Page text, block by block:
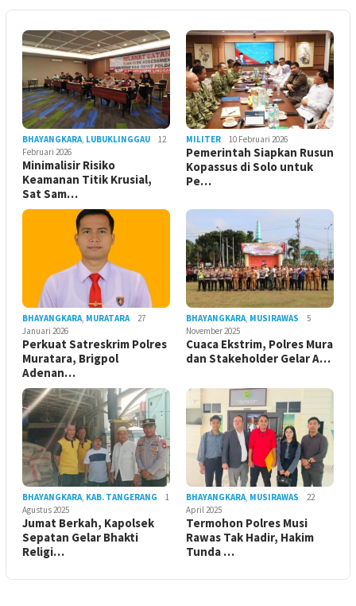
BHAYANGKARA, LUBUKLINGGAU
12
Februari 2026
Minimalisir Risiko
Keamanan Titik Krusial,
Sat Sam…
MILITER 10 Februari 2026
Pemerintah Siapkan Rusun
Kopassus di Solo untuk
Pe…
BHAYANGKARA, MURATARA
27
Januari 2026
Perkuat Satreskrim Polres
Muratara, Brigpol
Adenan…
BHAYANGKARA, MUSIRAWAS
5
November 2025
Cuaca Ekstrim, Polres Mura
dan Stakeholder Gelar A…
BHAYANGKARA, KAB. TANGERANG
1
Agustus 2025
Jumat Berkah, Kapolsek
Sepatan Gelar Bhakti
Religi…
BHAYANGKARA, MUSIRAWAS
22
April 2025
Termohon Polres Musi
Rawas Tak Hadir, Hakim
Tunda …